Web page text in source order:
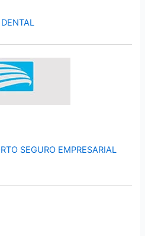
SEGURO EMPRESARIAL